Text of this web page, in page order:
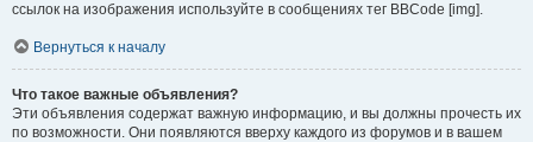
ссылок на изображения используйте в сообщениях тег BBCode [img].
Вернуться к началу
Что такое важные объявления?
Эти объявления содержат важную информацию, и вы должны прочесть их
по возможности. Они появляются вверху каждого из форумов и в вашем